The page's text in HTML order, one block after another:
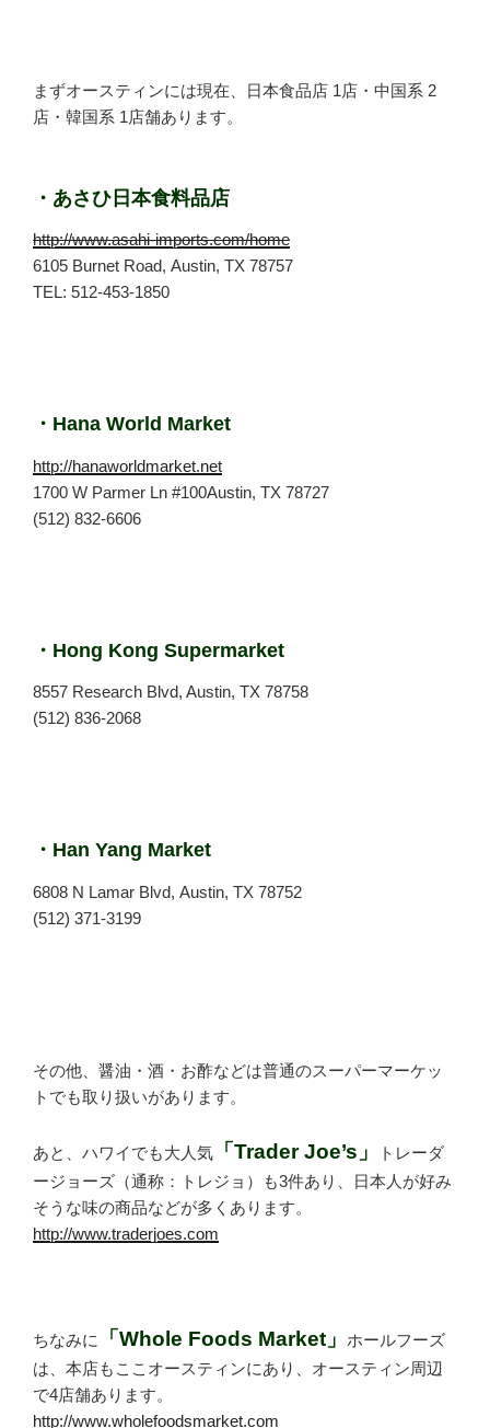
まずオースティンには現在、日本食品店 1店・中国系 2
店・韓国系 1店舗あります。
・あさひ日本食料品店
http://www.asahi-imports.com/home
6105 Burnet Road, Austin, TX 78757
TEL: 512-453-1850
・Hana World Market
http://hanaworldmarket.net
1700 W Parmer Ln #100Austin, TX 78727
(512) 832-6606
・Hong Kong Supermarket
8557 Research Blvd, Austin, TX 78758
(512) 836-2068
・Han Yang Market
6808 N Lamar Blvd, Austin, TX 78752
(512) 371-3199
その他、醤油・酒・お酢などは普通のスーパーマーケッ
トでも取り扱いがあります。
あと、ハワイでも大人気 「Trader Joe’s」
トレーダ
ージョーズ（通称：トレジョ）も3件あり、日本人が好み
そうな味の商品などが多くあります。
http://www.traderjoes.com
ちなみに 「Whole Foods Market」
ホールフーズ
は、本店もここオースティンにあり、オースティン周辺
で4店舗あります。
http://www.wholefoodsmarket.com